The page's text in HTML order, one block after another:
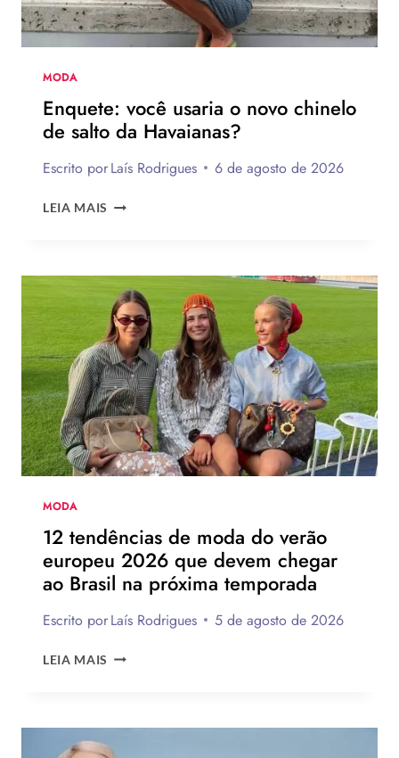
MODA
Enquete: você usaria o novo chinelo
de salto da Havaianas?
Escrito porLaís Rodrigues 6 de agosto de 2026
LEIA MAIS ENQUETE:
NOVO
CHINELO
DE
SALTO
DA
HAVAIANAS?
MODA
12 tendências de moda do verão
europeu 2026 que devem chegar
ao Brasil na próxima temporada
Escrito porLaís Rodrigues 5 de agosto de 2026
LEIA MAIS
DO
VERÃO